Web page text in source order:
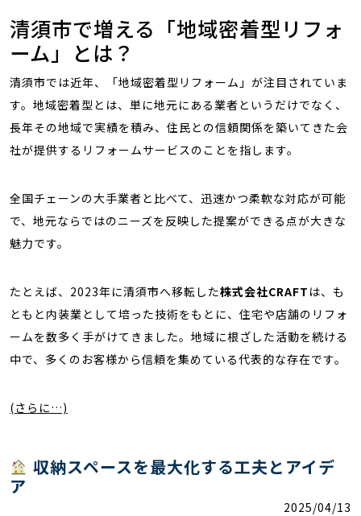
清須市で増える「地域密着型リフォ
ーム」とは？
清須市では近年、「地域密着型リフォーム」が注目されていま
す。地域密着型とは、単に地元にある業者というだけでなく、
長年その地域で実績を積み、住民との信頼関係を築いてきた会
社が提供するリフォームサービスのことを指します。
全国チェーンの大手業者と比べて、迅速かつ柔軟な対応が可能
で、地元ならではのニーズを反映した提案ができる点が大きな
魅力です。
たとえば、2023年に清須市へ移転した株式会社CRAFT は、も
ともと内装業として培った技術をもとに、住宅や店舗のリフォ
ームを数多く手がけてきました。地域に根ざした活動を続ける
中で、多くのお客様から信頼を集めている代表的な存在です。
(さらに…)
収納スペースを最大化する工夫とアイデ
ア
2025/04/13